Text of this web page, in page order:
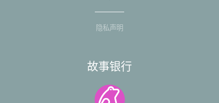
隐私声明
故事银行